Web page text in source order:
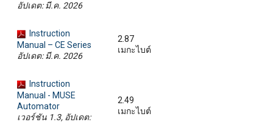
อัปเดต: มี.ค. 2026
Instruction
Manual – CE Series
อัปเดต: มี.ค. 2026
2.87
เมกะไบต์
Instruction
Manual - MUSE
Automator
เวอร์ชัน 1.3, อัปเดต:
2.49
เมกะไบต์